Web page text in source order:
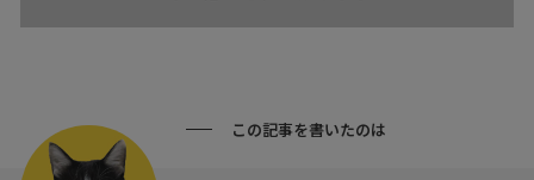
この記事を書いたのは